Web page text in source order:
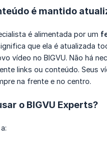
é mantido
é alimentada por um
que ela é atualizada
vídeo no BIGVU. Não há
links ou conteúdo. Seus
na frente e no centro.
o BIGVU Experts?